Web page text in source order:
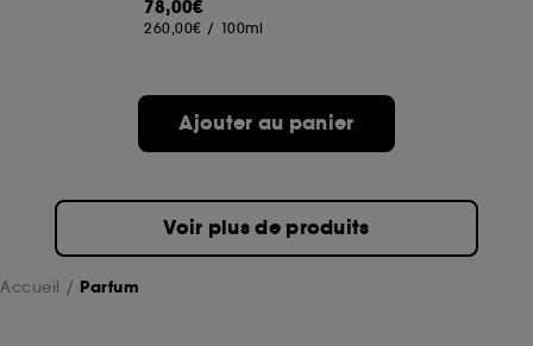
78,00€
260,00€ / 100ml
Ajouter au panier
Voir plus de produits
Accueil Parfum